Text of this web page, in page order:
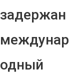
задержан
междунар
одный